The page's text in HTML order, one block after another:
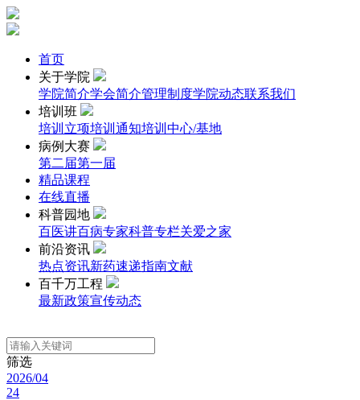
首页
关于学院
学院简介学会简介管理制度学院动态联系我们
培训班
培训立项培训通知培训中心/基地
病例大赛
第二届第一届
精品课程
在线直播
科普园地
百医讲百病专家科普专栏关爱之家
前沿资讯
热点资讯新药速递指南文献
百千万工程
最新政策宣传动态
筛选
2026/04
24